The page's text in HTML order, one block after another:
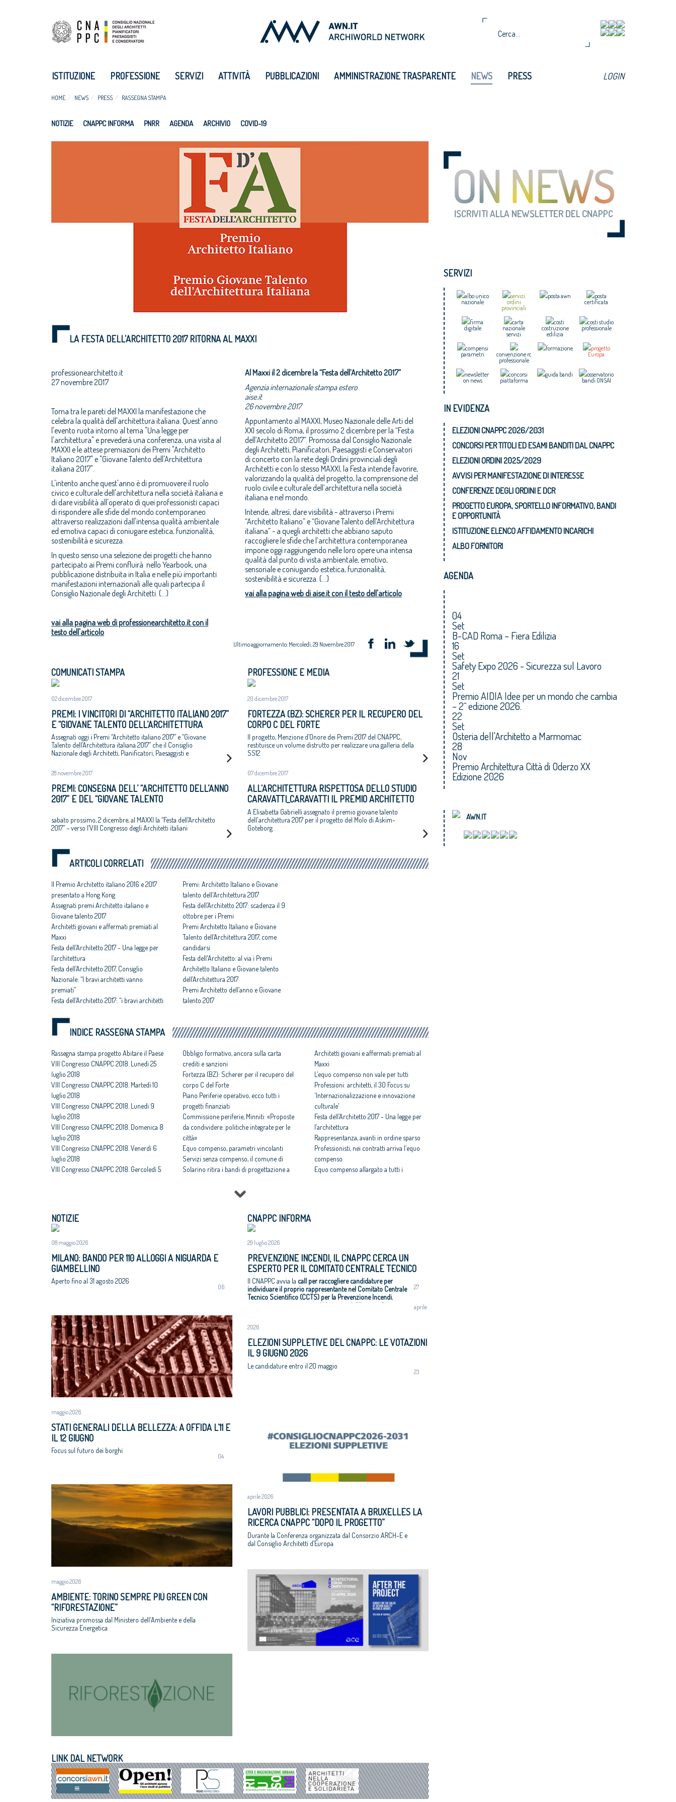
ISTITUZIONE PROFESSIONE SERVIZI ATTIVITÀ PUBBLICAZIONI AMMINISTRAZIONE TRASPARENTE NEWS PRESS LOGIN
HOME NEWS PRESS RASSEGNA STAMPA
NOTIZIE CNAPPC INFORMA PNRR AGENDA ARCHIVIO COVID-19
LA FESTA DELL'ARCHITETTO 2017 RITORNA AL MAXXI
professionearchitetto.it
27 novembre 2017
Torna tra le pareti del MAXXI la manifestazione che
celebra la qualità dell'architettura italiana. Quest'anno
l'evento ruota intorno al tema "Una legge per
l'architettura" e prevederà una conferenza, una visita al
MAXXI e le attese premiazioni dei Premi "Architetto
Italiano 2017" e "Giovane Talento dell'Architettura
italiana 2017".
L'intento anche quest'anno è di promuovere il ruolo
civico e culturale dell'architettura nella società italiana e
di dare visibilità all'operato di quei professionisti capaci
di rispondere alle sfide del mondo contemporaneo
attraverso realizzazioni dall'intensa qualità ambientale
ed emotiva capaci di coniugare estetica, funzionalità,
sostenibilità e sicurezza.
In questo senso una selezione dei progetti che hanno
partecipato ai Premi confluirà nello Yearbook, una
pubblicazione distribuita in Italia e nelle più importanti
manifestazioni internazionali alle quali partecipa il
Consiglio Nazionale degli Architetti. (...)
vai alla pagina web di professionearchitetto.it con il
testo dell'articolo
Al Maxxi il 2 dicembre la “Festa dell’Architetto 2017”
Agenzia internazionale stampa estero
aise.it
26 novembre 2017
Appuntamento al MAXXI, Museo Nazionale delle Arti del
XXI secolo di Roma, il prossimo 2 dicembre per la “Festa
dell’Architetto 2017”. Promossa dal Consiglio Nazionale
degli Architetti, Pianificatori, Paesaggisti e Conservatori
di concerto con la rete degli Ordini provinciali degli
Architetti e con lo stesso MAXXI, la Festa intende favorire,
valorizzando la qualità del progetto, la comprensione del
ruolo civile e culturale dell’architettura nella società
italiana e nel mondo.
Intende, altresì, dare visibilità - attraverso i Premi
“Architetto Italiano” e “Giovane Talento dell’Architettura
italiana” - a quegli architetti che abbiano saputo
raccogliere le sfide che l’architettura contemporanea
impone oggi raggiungendo nelle loro opere una intensa
qualità dal punto di vista ambientale, emotivo,
sensoriale e coniugando estetica, funzionalità,
sostenibilità e sicurezza. (...)
vai alla pagina web di aise.it con il testo dell'articolo
Ultimo aggiornamento: Mercoledì, 29 Novembre 2017
COMUNICATI STAMPA
02 dicembre 2017
PREMI: I VINCITORI DI “ARCHITETTO ITALIANO 2017”
E “GIOVANE TALENTO DELL’ARCHITETTURA
ITALIANA 2017”
Assegnati oggi i Premi “Architetto italiano 2017” e “Giovane
Talento dell’Architettura italiana 2017” che il Consiglio
Nazionale degli Architetti, Pianificatori, Paesaggisti e
con il MAXXI
28 novembre 2017
PREMI: CONSEGNA DELL’ “ARCHITETTO DELL’ANNO
2017” E DEL “GIOVANE TALENTO
sabato prossimo, 2 dicembre, al MAXXI la “Festa dell’Architetto
2017” – verso l’VIII Congresso degli Architetti italiani
PROFESSIONE E MEDIA
20 dicembre 2017
FORTEZZA (BZ): SCHERER PER IL RECUPERO DEL
CORPO C DEL FORTE
Il progetto, Menzione d’Onore dei Premi 2017 del CNAPPC,
restituisce un volume distrutto per realizzare una galleria della
SS12
07 dicembre 2017
ALL'ARCHITETTURA RISPETTOSA DELLO STUDIO
CARAVATTI_CARAVATTI IL PREMIO ARCHITETTO
ITALIANO
A Elisabetta Gabrielli assegnato il premio giovane talento
dell'architettura 2017 per il progetto del Molo di Askim-
Goteborg
ARTICOLI CORRELATI
Il Premio Architetto italiano 2016 e 2017
presentato a Hong Kong
Assegnati premi Architetto italiano e
Giovane talento 2017
Architetti giovani e affermati premiati al
Maxxi
Festa dell’Architetto 2017 - Una legge per
l’architettura
Festa dell’Architetto 2017, Consiglio
Nazionale: “I bravi architetti vanno
premiati”
Festa dell’Architetto 2017: “i bravi architetti
Premi: Architetto Italiano e Giovane
talento dell'Architettura 2017
Festa dell’Architetto 2017: scadenza il 9
ottobre per i Premi
Premi Architetto Italiano e Giovane
Talento dell’Architettura 2017, come
candidarsi
Festa dell'Architetto: al via i Premi
Architetto Italiano e Giovane talento
dell’Architettura 2017
Premi Architetto dell’anno e Giovane
talento 2017
INDICE RASSEGNA STAMPA
Rassegna stampa progetto Abitare il Paese
VIII Congresso CNAPPC 2018. Lunedì 25
luglio 2018
VIII Congresso CNAPPC 2018. Martedì 10
luglio 2018
VIII Congresso CNAPPC 2018. Lunedì 9
luglio 2018
VIII Congresso CNAPPC 2018. Domenica 8
luglio 2018
VIII Congresso CNAPPC 2018. Venerdì 6
luglio 2018
VIII Congresso CNAPPC 2018. Gercoledì 5
luglio 2018
VIII Congresso CNAPPC 2018. Domenica 1
luglio 2018
Obbligo formativo, ancora sulla carta
crediti e sanzioni
Fortezza (BZ): Scherer per il recupero del
corpo C del Forte
Piano Periferie operativo, ecco tutti i
progetti finanziati
Commissione periferie, Minniti: «Proposte
da condividere: politiche integrate per le
città»
Equo compenso, parametri vincolanti
Servizi senza compenso, il comune di
Solarino ritira i bandi di progettazione a
All'architettura rispettosa dello studio
caravatti_caravatti il Premio architetto
Assegnati premi Architetto italiano e
Equo compenso, il CNAPPC ricorre alla
Corte Europea dei Diritti dell’Uomo
Professioni: architetti, focus su
internazionalizzazione e innovazione
Architetti giovani e affermati premiati al
Maxxi
L’equo compenso non vale per tutti
Professioni: architetti, il 30 Focus su
'Internazionalizzazione e innovazione
culturale'
Festa dell’Architetto 2017 - Una legge per
l’architettura
Rappresentanza, avanti in ordine sparso
Professionisti, nei contratti arriva l’equo
compenso
Equo compenso allargato a tutti i
degradate
NOTIZIE
08 maggio 2026
MILANO: BANDO PER 110 ALLOGGI A NIGUARDA E
GIAMBELLINO
Aperto fino al 31 agosto 2026
06
maggio 2026
STATI GENERALI DELLA BELLEZZA: A OFFIDA L’11 E
IL 12 GIUGNO
Focus sul futuro dei borghi
04
maggio 2026
AMBIENTE: TORINO SEMPRE PIÙ GREEN CON
“RIFORESTAZIONE”
Iniziativa promossa dal Ministero dell'Ambiente e della
Sicurezza Energetica
CNAPPC INFORMA
29 luglio 2026
PREVENZIONE INCENDI, IL CNAPPC CERCA UN
ESPERTO PER IL COMITATO CENTRALE TECNICO
SCIENTIFICO
Il CNAPPC avvia la call per raccogliere candidature per
individuare il proprio rappresentante nel Comitato Centrale
Tecnico Scientifico (CCTS) per la Prevenzione Incendi,
organismo istituito presso il Ministero dell'Interno (ai sensi
corredate di curriculum vitae da inviare all’indirizzo di posta
elettronicadirezione@cnappc.it.
27
aprile
2026
ELEZIONI SUPPLETIVE DEL CNAPPC: LE VOTAZIONI
IL 9 GIUGNO 2026
Le candidature entro il 20 maggio
23
aprile 2026
LAVORI PUBBLICI: PRESENTATA A BRUXELLES LA
RICERCA CNAPPC “DOPO IL PROGETTO”
Durante la Conferenza organizzata dal Consorzio ARCH-E e
dal Consiglio Architetti d’Europa
LINK DAL NETWORK
SERVIZI
albo unico
nazionale
servizi
ordini
provinciali
posta awn
posta
certificata
firma
digitale
carta
nazionale
servizi
costi
costruzione
edilizia
costi studio
professionale
compensi
parametri
convenzione rc
professionale
formazione
progetto
Europa
newsletter
on news
concorsi
piattaforma
guida bandi
osservatorio
bandi ONSAI
IN EVIDENZA
ELEZIONI CNAPPC 2026/2031
CONCORSI PER TITOLI ED ESAMI BANDITI DAL CNAPPC
ELEZIONI ORDINI 2025/2029
AVVISI PER MANIFESTAZIONE DI INTERESSE
CONFERENZE DEGLI ORDINI E DCR
PROGETTO EUROPA, SPORTELLO INFORMATIVO, BANDI
E OPPORTUNITÀ
ISTITUZIONE ELENCO AFFIDAMENTO INCARICHI
ALBO FORNITORI
AGENDA
04
Set
B-CAD Roma – Fiera Edilizia
16
Set
Safety Expo 2026 - Sicurezza sul Lavoro
21
Set
Premio AIDIA Idee per un mondo che cambia
– 2^ edizione 2026.
22
Set
Osteria dell'Architetto a Marmomac
28
Nov
Premio Architettura Città di Oderzo XX
Edizione 2026
AWN.IT